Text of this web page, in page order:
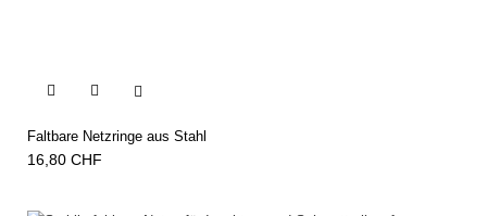
 
Faltbare Netzringe aus Stahl
16,80 CHF